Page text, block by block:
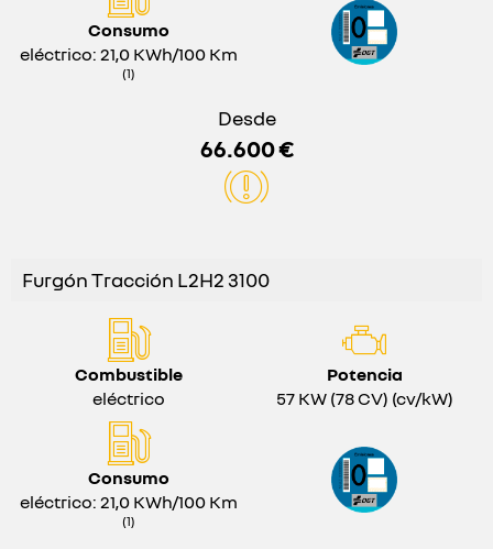
Consumo
eléctrico: 21,0 KWh/100 Km
(1)
Desde
66.600 €
Furgón Tracción L2H2 3100
Combustible
eléctrico
Potencia
57 KW (78 CV) (cv/kW)
Consumo
eléctrico: 21,0 KWh/100 Km
(1)